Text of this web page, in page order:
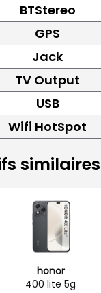
BTStereo
GPS
Jack
TV Output
USB
Wifi HotSpot
similaires
honor
400 lite 5g